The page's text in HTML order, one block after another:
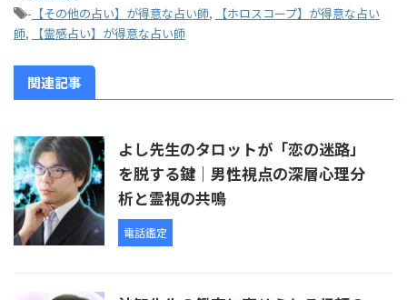
- 【その他の占い】が得意な占い師,
【ホロスコープ】が得意な占い
師, 【霊感占い】が得意な占い師
関連記事
よし先生のタロットが「恋の迷路」
を脱する鍵｜男性視点の深層心理分
析と霊視の共鳴
電話鑑定